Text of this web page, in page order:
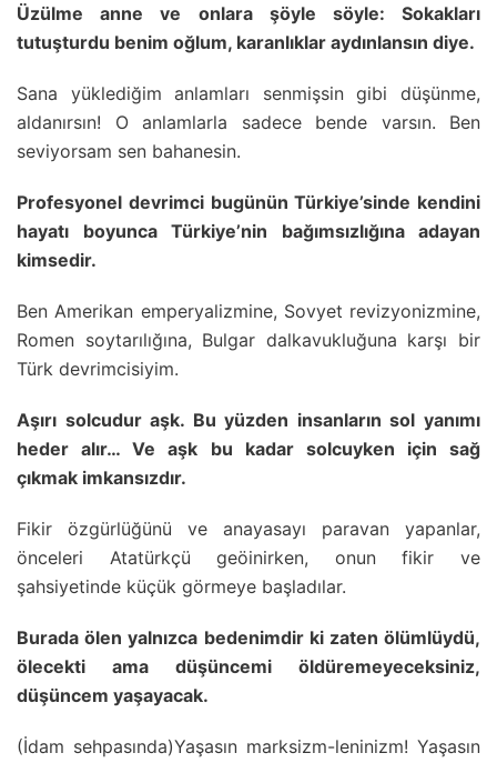
Üzülme anne ve onlara şöyle söyle: Sokakları
tutuşturdu benim oğlum, karanlıklar aydınlansın diye.
Sana yüklediğim anlamları senmişsin gibi düşünme,
aldanırsın! O anlamlarla sadece bende varsın. Ben
seviyorsam sen bahanesin.
Profesyonel devrimci bugünün Türkiye’sinde kendini
hayatı boyunca Türkiye’nin bağımsızlığına adayan
kimsedir.
Ben Amerikan emperyalizmine, Sovyet revizyonizmine,
Romen soytarılığına, Bulgar dalkavukluğuna karşı bir
Türk devrimcisiyim.
Aşırı solcudur aşk. Bu yüzden insanların sol yanımı
heder alır… Ve aşk bu kadar solcuyken için sağ
çıkmak imkansızdır.
Fikir özgürlüğünü ve anayasayı paravan yapanlar,
önceleri Atatürkçü geöinirken, onun fikir ve
şahsiyetinde küçük görmeye başladılar.
Burada ölen yalnızca bedenimdir ki zaten ölümlüydü,
ölecekti ama düşüncemi öldüremeyeceksiniz,
düşüncem yaşayacak.
(İdam sehpasında)Yaşasın marksizm-leninizm! Yaşasın